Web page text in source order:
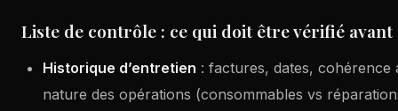
Liste de contrôle : ce qui doit être vérifié avant
Historique d’entretien : factures, dates, cohérence
nature des opérations (consommables vs